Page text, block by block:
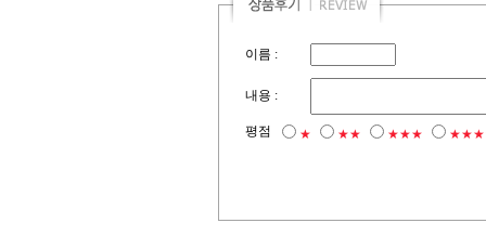
이름 :
내용 :
평점 ★ ★★ ★★★